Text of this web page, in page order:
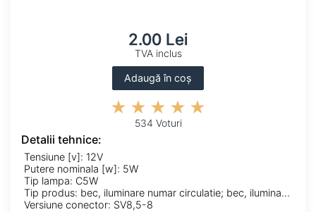
2.00 Lei
TVA inclus
Adaugă în coș
534 Voturi
Detalii tehnice:
Tensiune [v]: 12V
Putere nominala [w]: 5W
Tip lampa: C5W
Tip produs: bec, iluminare numar circulatie; bec, iluminare portbagaj; bec, lumina citire; bec, lumina torpedou; bec, lumini interioare
Versiune conector: SV8,5-8